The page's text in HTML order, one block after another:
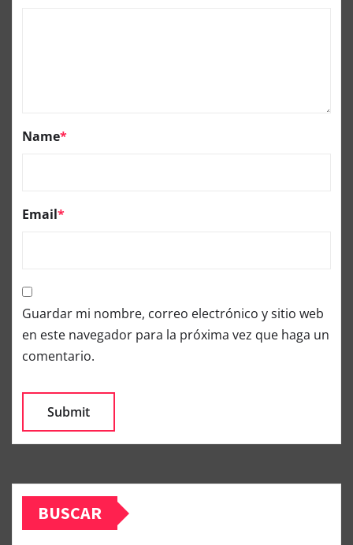
Name*
Email*
Guardar mi nombre, correo electrónico y sitio web
en este navegador para la próxima vez que haga un
comentario.
BUSCAR